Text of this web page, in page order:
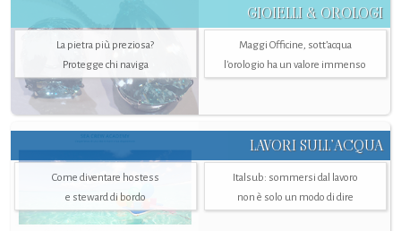
GIOIELLI & OROLOGI
La pietra più preziosa?
Protegge chi naviga
Maggi Officine, sott’acqua
l'orologio ha un valore immenso
LAVORI SULL’ACQUA
Come diventare hostess
e steward di bordo
Italsub: sommersi dal lavoro
non è solo un modo di dire